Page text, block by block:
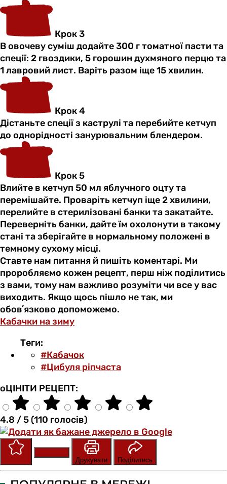
Крок 3
В овочеву суміш додайте 300 г томатної пасти та
спеції: 2 гвоздики, 5 горошин духмяного перцю та
1 лавровий лист. Варіть разом іще 15 хвилин.
Крок 4
Дістаньте спеції з каструлі та перебийте кетчуп
до однорідності занурювальним блендером.
Крок 5
Влийте в кетчуп 50 мл яблучного оцту та
перемішайте. Проваріть кетчуп іще 2 хвилини,
перелийте в стерилізовані банки та закатайте.
Переверніть банки, дайте їм охолонути в такому
стані та зберігайте в нормальному положені в
темному сухому місці.
Ставте нам питання й пишіть коментарі. Ми
проробляємо кожен рецепт, перш ніж поділитись
з вами, тому нам важливо розуміти чи все у вас
виходить. Якщо щось пішло не так, ми
обовʼязково допоможемо.
Кабачки на зиму
Теги:
#Кабачок
#Цибуля ріпчаста
оЦІНІТИ РЕЦЕПТ:
4.8 / 5 (110 голосів)
Друкувати
Поділитись